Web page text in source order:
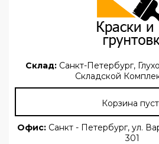
Склад: Санкт-Петербург,
Складской
Корзина
Офис: Санкт - Петербург, ул.
301